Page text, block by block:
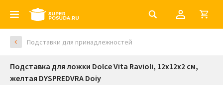
Подставки для принадлежностей
Подставка для ложки Dolce Vita Ravioli, 12х12х2 см,
желтая DYSPREDVRA Doiy